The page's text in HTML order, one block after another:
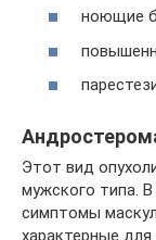
ноющие
Этот вид
мужского типа.
симптомы
характерные